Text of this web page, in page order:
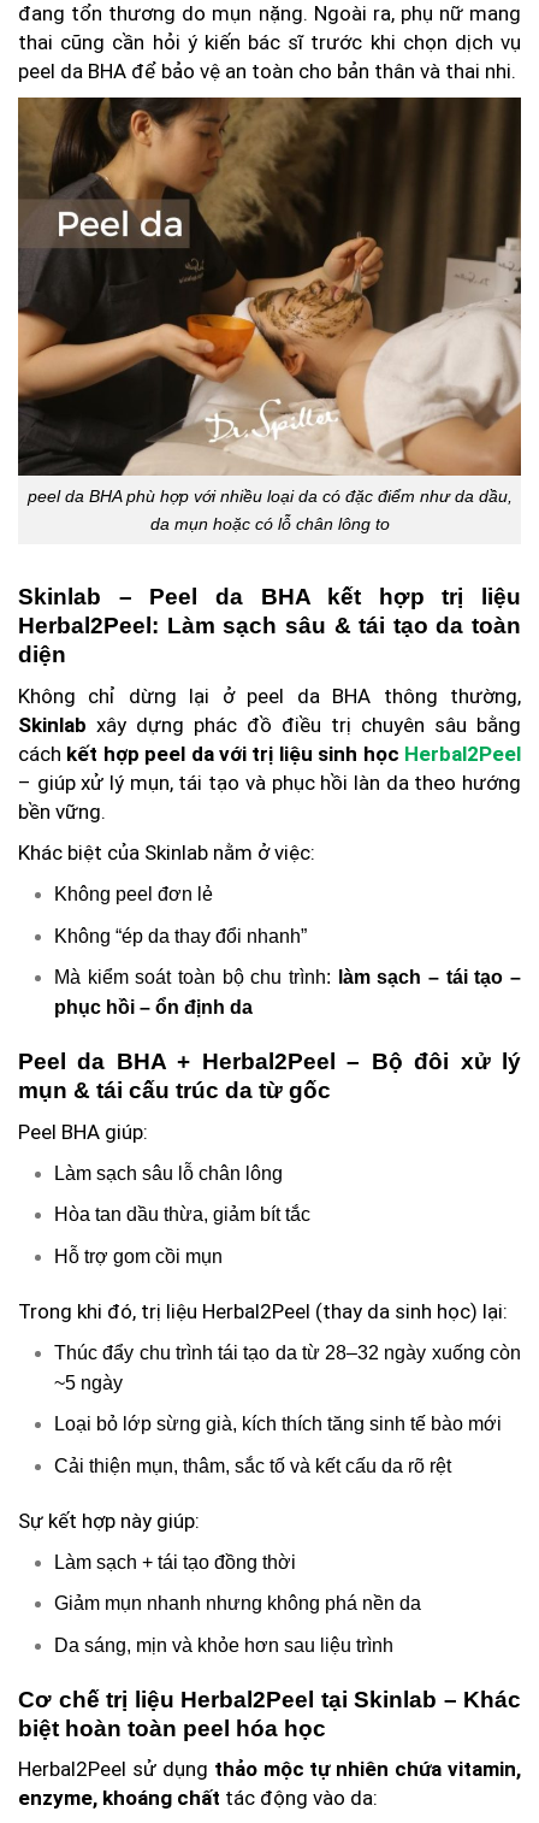
đang tổn thương do mụn nặng. Ngoài ra, phụ nữ mang
thai cũng cần hỏi ý kiến bác sĩ trước khi chọn dịch vụ
peel da BHA để bảo vệ an toàn cho bản thân và thai nhi.
peel da BHA phù hợp với nhiều loại da có đặc điểm như da dầu,
da mụn hoặc có lỗ chân lông to
Skinlab – Peel da BHA kết hợp trị liệu
Herbal2Peel: Làm sạch sâu & tái tạo da toàn
diện
Không chỉ dừng lại ở peel da BHA thông thường,
Skinlab xây dựng phác đồ điều trị chuyên sâu bằng
cách kết hợp peel da với trị liệu sinh học Herbal2Peel
– giúp xử lý mụn, tái tạo và phục hồi làn da theo hướng
bền vững.
Khác biệt của Skinlab nằm ở việc:
Không peel đơn lẻ
Không “ép da thay đổi nhanh”
Mà kiểm soát toàn bộ chu trình:
làm sạch – tái tạo –
phục hồi – ổn định da
Peel da BHA + Herbal2Peel – Bộ đôi xử lý
mụn & tái cấu trúc da từ gốc
Peel BHA giúp:
Làm sạch sâu lỗ chân lông
Hòa tan dầu thừa, giảm bít tắc
Hỗ trợ gom cồi mụn
Trong khi đó, trị liệu Herbal2Peel (thay da sinh học) lại:
Thúc đẩy chu trình tái tạo da từ 28–32 ngày xuống còn
~5 ngày
Loại bỏ lớp sừng già, kích thích tăng sinh tế bào mới
Cải thiện mụn, thâm, sắc tố và kết cấu da rõ rệt
Sự kết hợp này giúp:
Làm sạch + tái tạo đồng thời
Giảm mụn nhanh nhưng không phá nền da
Da sáng, mịn và khỏe hơn sau liệu trình
Cơ chế trị liệu Herbal2Peel tại Skinlab – Khác
biệt hoàn toàn peel hóa học
Herbal2Peel sử dụng thảo mộc tự nhiên chứa vitamin,
enzyme, khoáng chất tác động vào da: